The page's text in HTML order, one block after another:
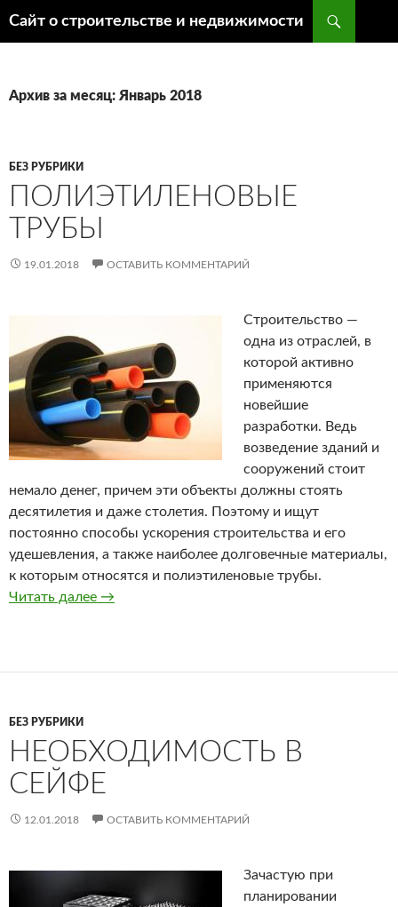
Сайт о строительстве и недвижимости
Архив за месяц: Январь 2018
БЕЗ РУБРИКИ
ПОЛИЭТИЛЕНОВЫЕ
ТРУБЫ
19.01.2018 ОСТАВИТЬ КОММЕНТАРИЙ
Строительство —
одна из отраслей, в
которой активно
применяются
новейшие
разработки. Ведь
возведение зданий и
сооружений стоит
немало денег, причем эти объекты должны стоять
десятилетия и даже столетия. Поэтому и ищут
постоянно способы ускорения строительства и его
удешевления, а также наиболее долговечные материалы,
к которым относятся и полиэтиленовые трубы.
Читать далее Полиэтиленовые трубы
→
БЕЗ РУБРИКИ
НЕОБХОДИМОСТЬ В
СЕЙФЕ
12.01.2018 ОСТАВИТЬ КОММЕНТАРИЙ
Зачастую при
планировании